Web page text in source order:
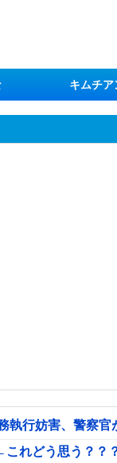
キムチア
行妨害、警察官
れどう思う？？